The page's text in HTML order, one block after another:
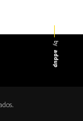
by
addup